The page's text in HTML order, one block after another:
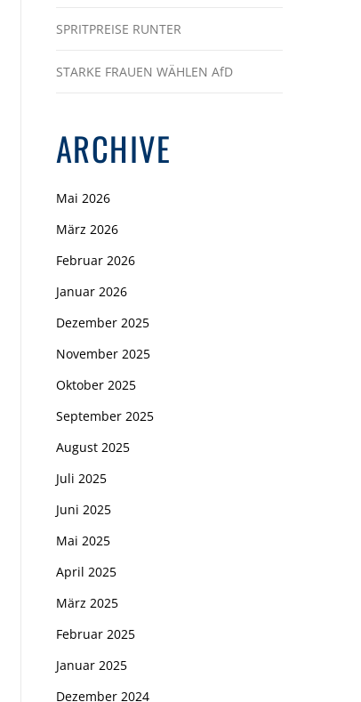
SPRITPREISE RUNTER
STARKE FRAUEN WÄHLEN AfD
ARCHIVE
Mai 2026
März 2026
Februar 2026
Januar 2026
Dezember 2025
November 2025
Oktober 2025
September 2025
August 2025
Juli 2025
Juni 2025
Mai 2025
April 2025
März 2025
Februar 2025
Januar 2025
Dezember 2024